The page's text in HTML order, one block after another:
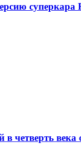
суперкара
четверть века